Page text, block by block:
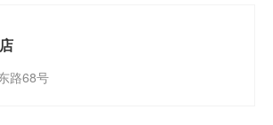
路68号